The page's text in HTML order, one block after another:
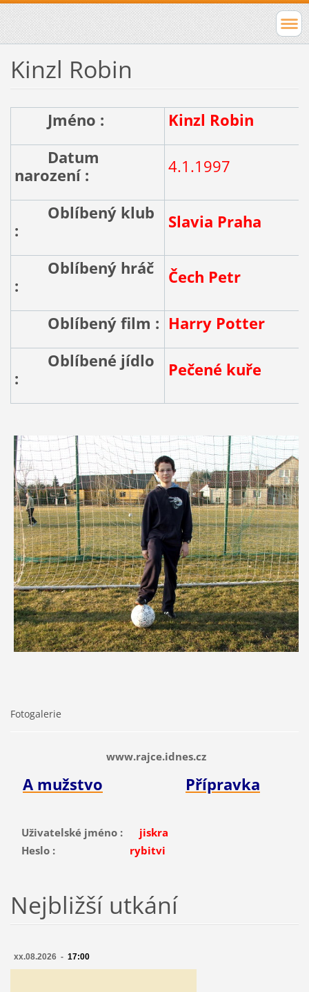
Kinzl Robin
Jméno :
Kinzl Robin
Datum
narození :
4.1.1997
Oblíbený klub
:
Slavia Praha
Oblíbený hráč
:
Čech Petr
Oblíbený film : Harry Potter
Oblíbené jídlo
:
Pečené kuře
Fotogalerie
www.rajce.idnes.cz
A mužstvo Přípravka
Uživatelské jméno : jiskra
Heslo : rybitvi
Nejbližší utkání
xx.08.2026 - 17:00